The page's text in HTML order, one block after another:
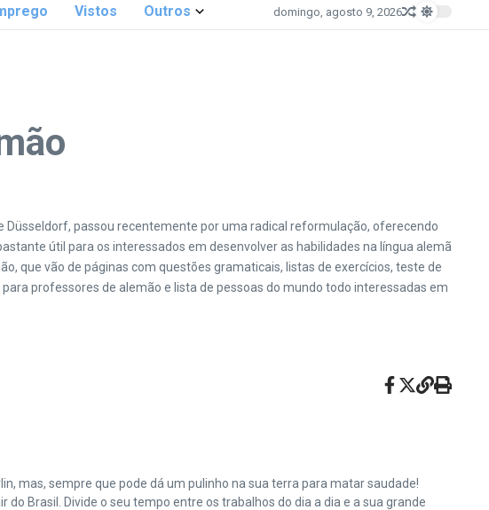
Vistos Outros domingo, agosto 9, 2026
passou recentemente por uma radical reformulação, oferecendo
útil para os interessados em desenvolver as habilidades na língua alemã
que vão de páginas com questões gramaticais, listas de exercícios, teste de
professores de alemão e lista de pessoas do mundo todo interessadas em
mas, sempre que pode dá um pulinho na sua terra para matar saudade!
Brasil. Divide o seu tempo entre os trabalhos do dia a dia e a sua grande